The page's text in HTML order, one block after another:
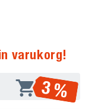
varukorg!
3 %